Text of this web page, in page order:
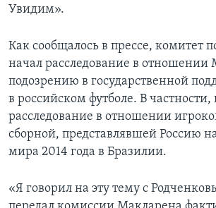
Увидим».
Как сообщалось в прессе, комитет
начал расследование в отношении
подозрению в государственной
в российском футболе. В частности,
расследование в отношении
сборной, представлявшей Россию
мира 2014 года в Бразилии.
«Я говорил на эту тему с